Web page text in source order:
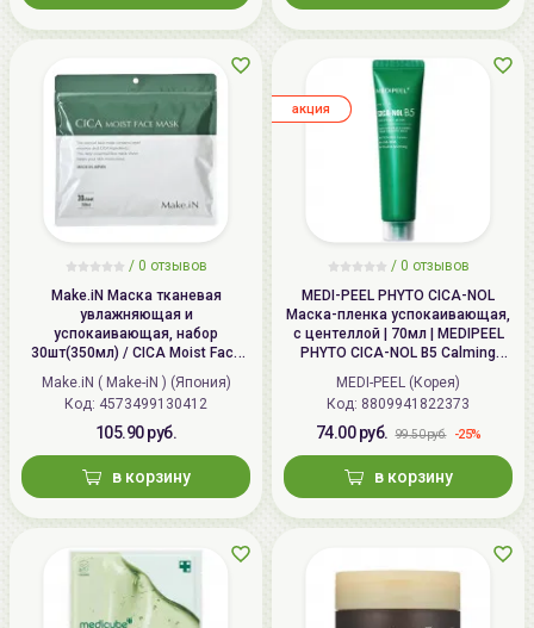
/ 0 отзывов
Make.iN Маска тканевая
увлажняющая и
успокаивающая, набор
30шт(350мл) / CICA Moist Face
Mask
Make.iN ( Make-iN ) (Япония)
Код: 4573499130412
105.90 руб.
в корзину
/ 0 отзывов
MEDI-PEEL PHYTO CICA-NOL
Маска-пленка успокаивающая,
с центеллой | 70мл | MEDIPEEL
PHYTO CICA-NOL B5 Calming
Vegan Wrapping Mask
MEDI-PEEL (Корея)
Код: 8809941822373
74.00 руб. 99.50 руб. -25%
в корзину
aкция